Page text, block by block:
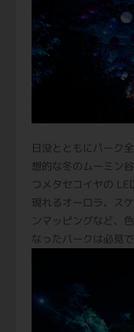
日没とともにパーク
想的な冬のムーミン
つメタセコイヤの
現れるオーロラ、ス
ンマッピングなど、
なったパークは必見で